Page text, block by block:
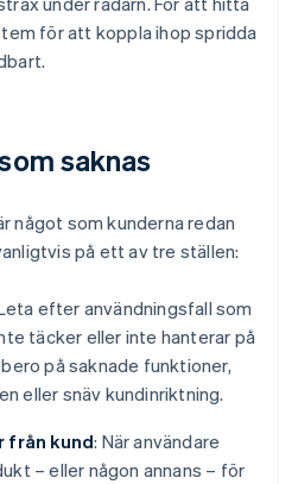
för att koppla ihop spridda
saknas
något som kunderna redan
på ett av tre ställen:
efter användningsfall som
täcker eller inte hanterar på
på saknade funktioner,
eller snäv kundinriktning.
från kund: När användare
– eller någon annans – för